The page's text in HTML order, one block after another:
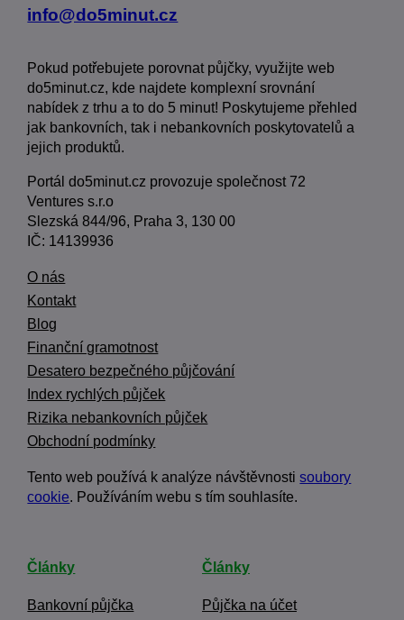
info@do5minut.cz
Pokud potřebujete porovnat půjčky, využijte web
do5minut.cz, kde najdete komplexní srovnání
nabídek z trhu a to do 5 minut! Poskytujeme přehled
jak bankovních, tak i nebankovních poskytovatelů a
jejich produktů.
Portál do5minut.cz provozuje společnost 72
Ventures s.r.o
Slezská 844/96, Praha 3, 130 00
IČ: 14139936
O nás
Kontakt
Blog
Finanční gramotnost
Desatero bezpečného půjčování
Index rychlých půjček
Rizika nebankovních půjček
Obchodní podmínky
Tento web používá k analýze návštěvnostisoubory
cookie. Používáním webu s tím souhlasíte.
Články
Bankovní půjčka
Články
Půjčka na účet